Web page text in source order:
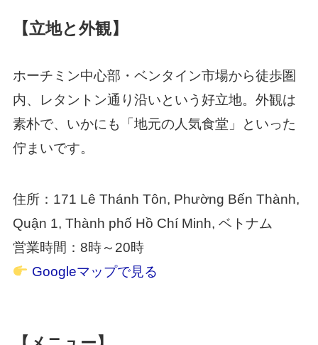
【立地と外観】
ホーチミン中心部・ベンタイン市場から徒歩圏
内、レタントン通り沿いという好立地。外観は
素朴で、いかにも「地元の人気食堂」といった
佇まいです。
住所：171 Lê Thánh Tôn, Phường Bến Thành,
Quận 1, Thành phố Hồ Chí Minh, ベトナム
営業時間：8時～20時
Googleマップで見る